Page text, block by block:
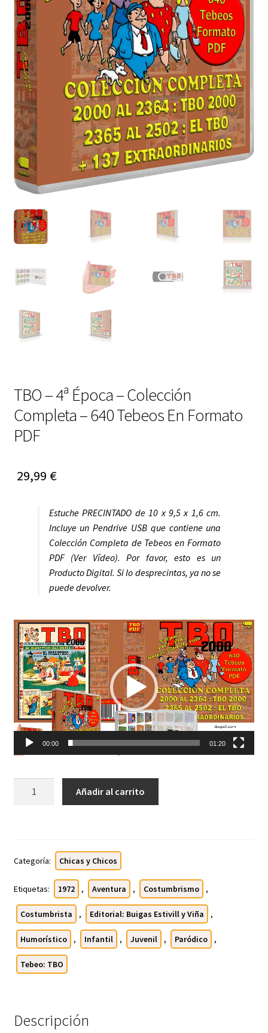
TBO – 4ª Época – Colección
Completa – 640 Tebeos En Formato
PDF
29,99 €
Estuche PRECINTADO de 10 x 9,5 x 1,6 cm.
Incluye un Pendrive USB que contiene una
Colección Completa de Tebeos en Formato
PDF (Ver Vídeo). Por favor, esto es un
Producto Digital. Si lo desprecintas, ya no se
puede devolver.
Reproductor
de
vídeo
00:00 01:20
Colección
-
640
Tebeos
En
Formato
PDF
Añadir al carrito
Categoría: Chicas y Chicos
Etiquetas: 1972 , Aventura , Costumbrismo ,
Costumbrista , Editorial: Buigas Estivill y Viña ,
Humorístico , Infantil , Juvenil , Paródico ,
Tebeo: TBO
Descripción